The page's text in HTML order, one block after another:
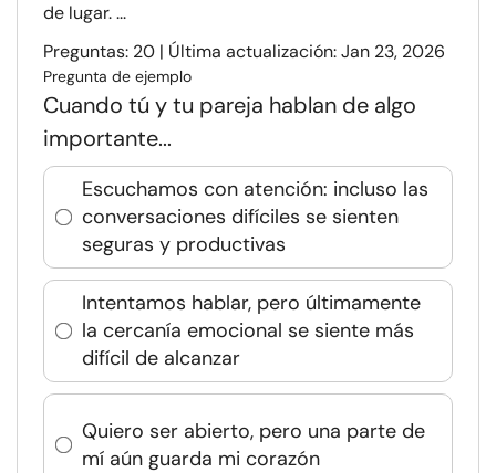
de lugar. ...
Preguntas: 20 | Última actualización: Jan 23, 2026
Pregunta de ejemplo
Cuando tú y tu pareja hablan de algo
importante...
Escuchamos con atención: incluso las
conversaciones difíciles se sienten
seguras y productivas
Intentamos hablar, pero últimamente
la cercanía emocional se siente más
difícil de alcanzar
Quiero ser abierto, pero una parte de
mí aún guarda mi corazón